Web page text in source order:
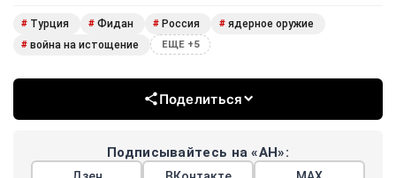
# Турция # Фидан # Россия # ядерное оружие
# война на истощение ЕЩЕ +5
Поделиться
Подписывайтесь на «АН»: